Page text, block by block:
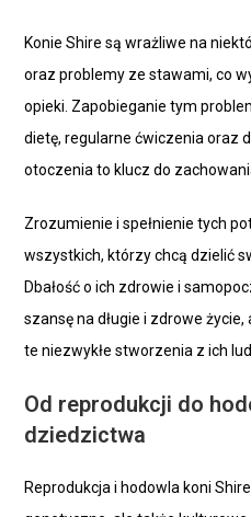
Konie Shire są wrażliwe na
oraz problemy ze stawami, co
opieki. Zapobieganie tym
dietę, regularne ćwiczenia oraz
otoczenia to klucz do
Zrozumienie i spełnienie tych
wszystkich, którzy chcą dzielić
Dbałość o ich zdrowie i
szansę na długie i zdrowe życie,
te niezwykłe stworzenia z ich
Od reprodukcji do
dziedzictwa
Reprodukcja i hodowla koni